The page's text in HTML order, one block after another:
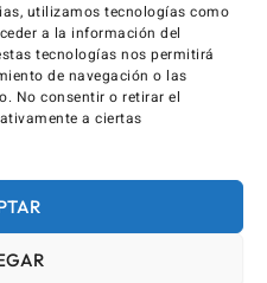
utilizamos tecnologías como
a la información del
tecnologías nos permitirá
de navegación o las
No consentir o retirar el
a ciertas